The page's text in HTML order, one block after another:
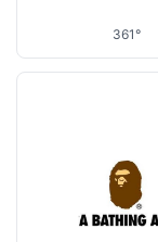
361°